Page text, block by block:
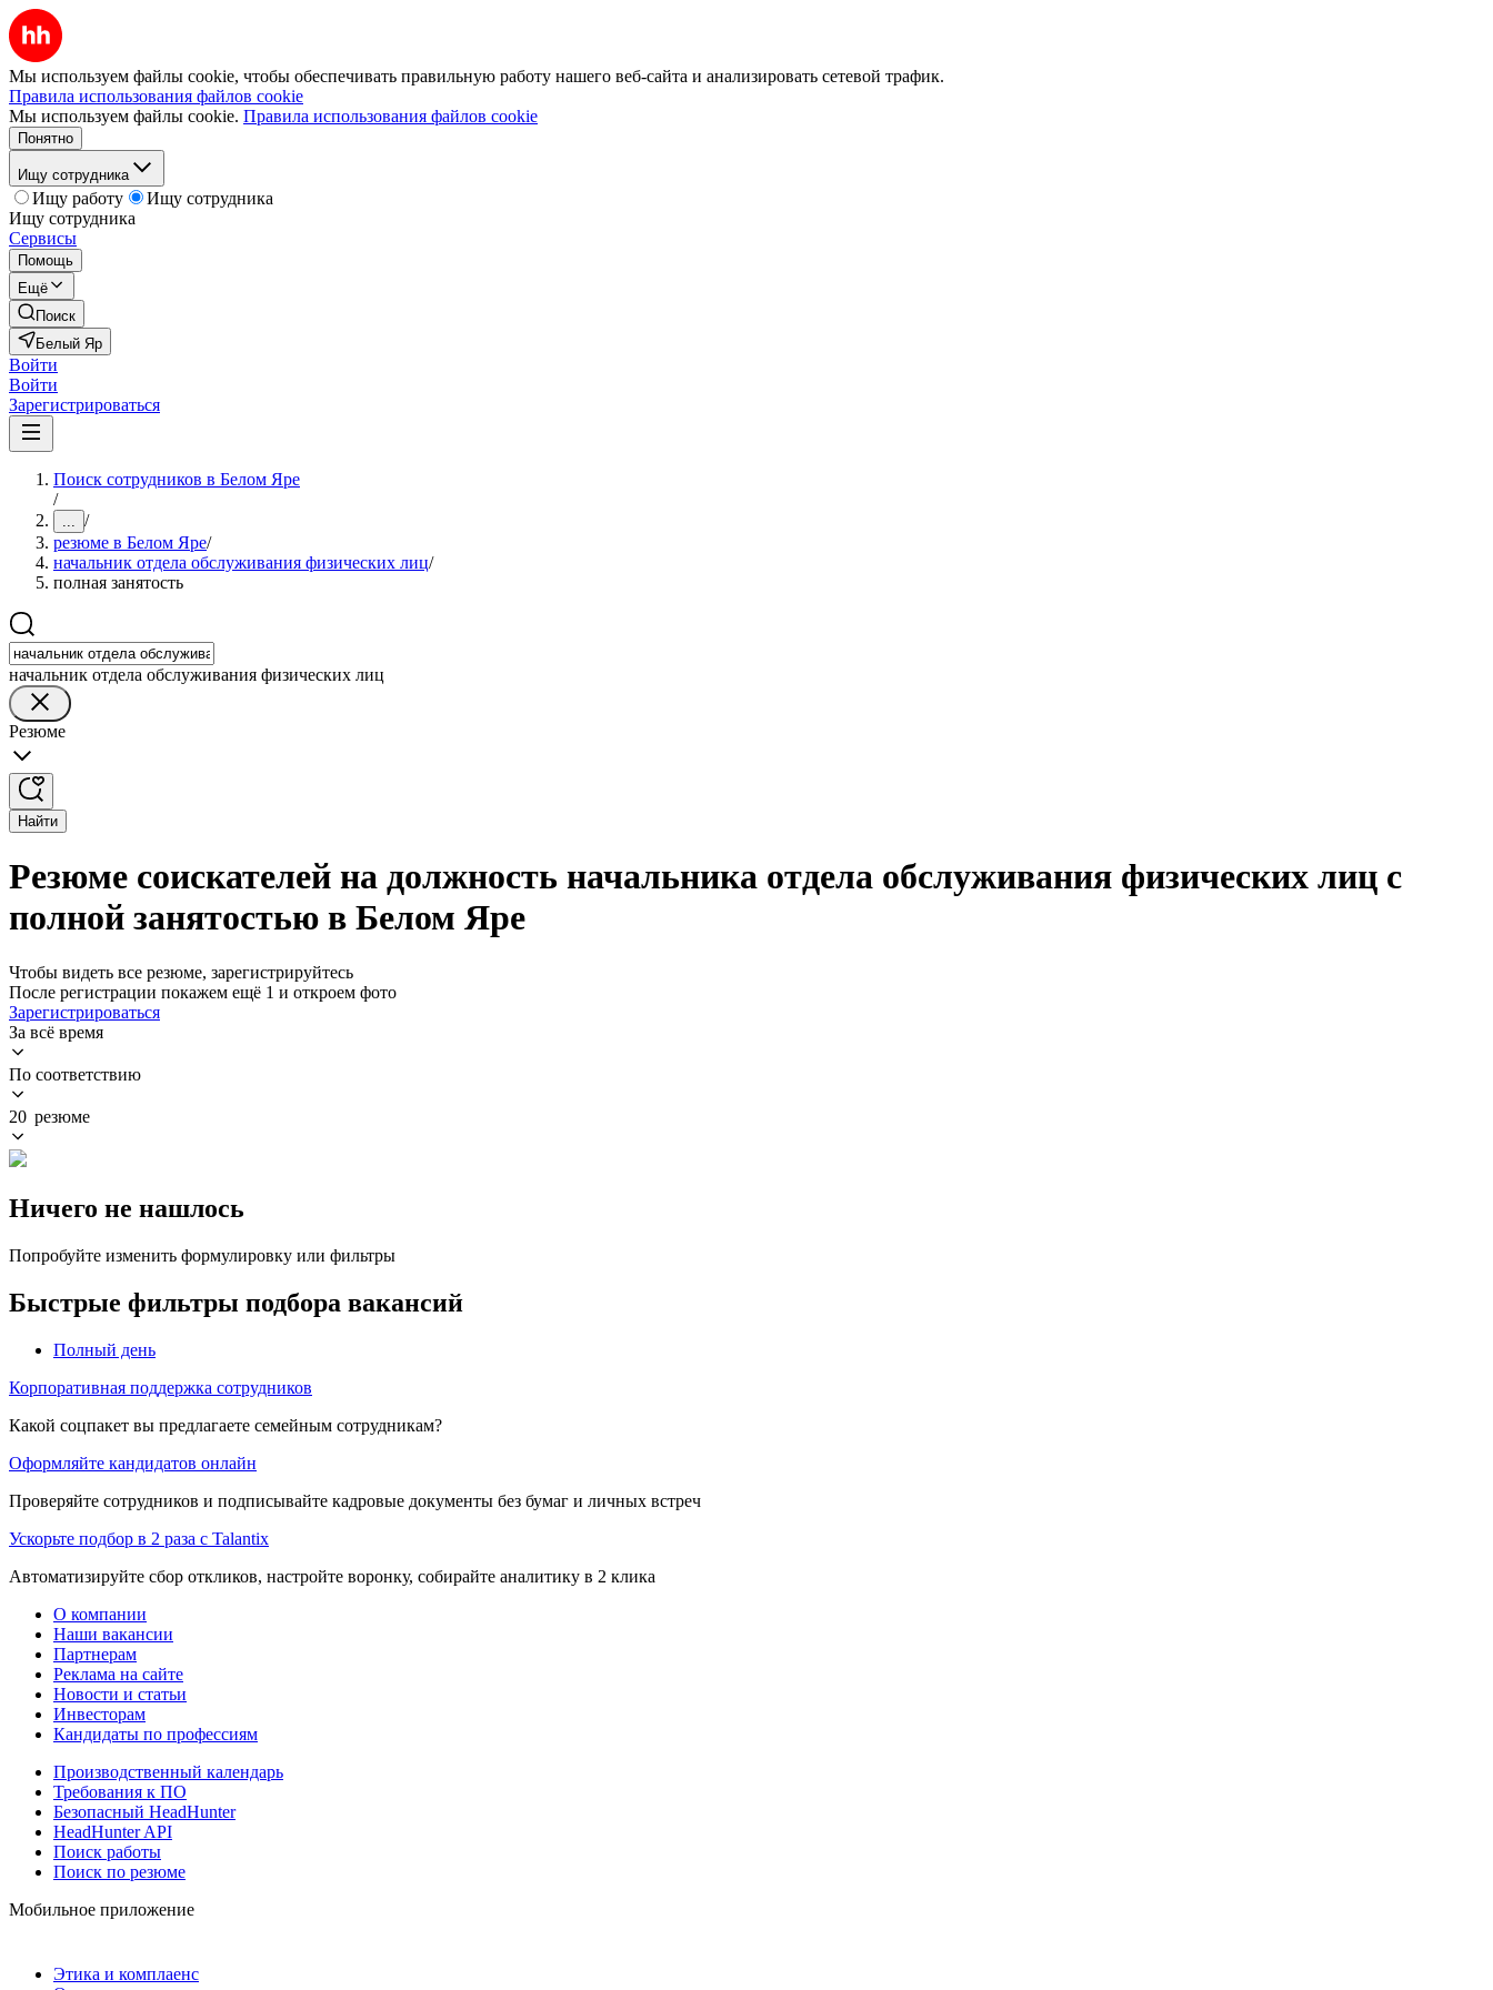
Мы используем файлы cookie, чтобы обеспечивать правильную работу нашего веб-сайта и анализировать сетевой трафик.
Правила использования файлов cookie
Мы используем файлы cookie. Правила использования файлов cookie
Понятно
Ищу сотрудника
Ищу работу
Ищу сотрудника
Ищу сотрудника
Сервисы
Помощь
Ещё
Поиск
Белый Яр
Войти
Войти
Зарегистрироваться
Поиск сотрудников в Белом Яре
/
... /
резюме в Белом Яре/
начальник отдела обслуживания физических лиц/
полная занятость
начальник отдела обслуживания физических лиц
Резюме
Найти
Резюме соискателей на должность начальника отдела обслуживания физических лиц с
полной занятостью в Белом Яре
Чтобы видеть все резюме, зарегистрируйтесь
После регистрации покажем ещё 1 и откроем фото
Зарегистрироваться
За всё время
По соответствию
20 резюме
Ничего не нашлось
Попробуйте изменить формулировку или фильтры
Быстрые фильтры подбора вакансий
Полный день
Корпоративная поддержка сотрудников
Какой соцпакет вы предлагаете семейным сотрудникам?
Оформляйте кандидатов онлайн
Проверяйте сотрудников и подписывайте кадровые документы без бумаг и личных встреч
Ускорьте подбор в 2 раза с Talantix
Автоматизируйте сбор откликов, настройте воронку, собирайте аналитику в 2 клика
О компании
Наши вакансии
Партнерам
Реклама на сайте
Новости и статьи
Инвесторам
Кандидаты по профессиям
Производственный календарь
Требования к ПО
Безопасный HeadHunter
HeadHunter API
Поиск работы
Поиск по резюме
Мобильное приложение
Этика и комплаенс